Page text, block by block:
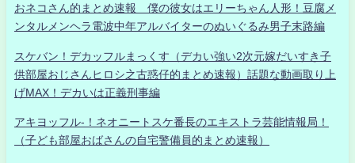
おネコさん的まとめ速報 僕の彼女はエリーちゃん人形！豆腐メ
ンタルメンヘラ電波中年アルバイターのぬいぐるみ男子末路編
スケバン！デカッフルまっくす（デカい強い2次元嫁だいすき子
供部屋おじさんヒロシ之古惑仔的まとめ速報）話題な動画取り上
げMAX！デカいは正義刑事編
アキヨッフル-！ネオニートスケ番長のエキストラ芸能情報局！
（子ども部屋おばさんの自宅警備員的まとめ速報）